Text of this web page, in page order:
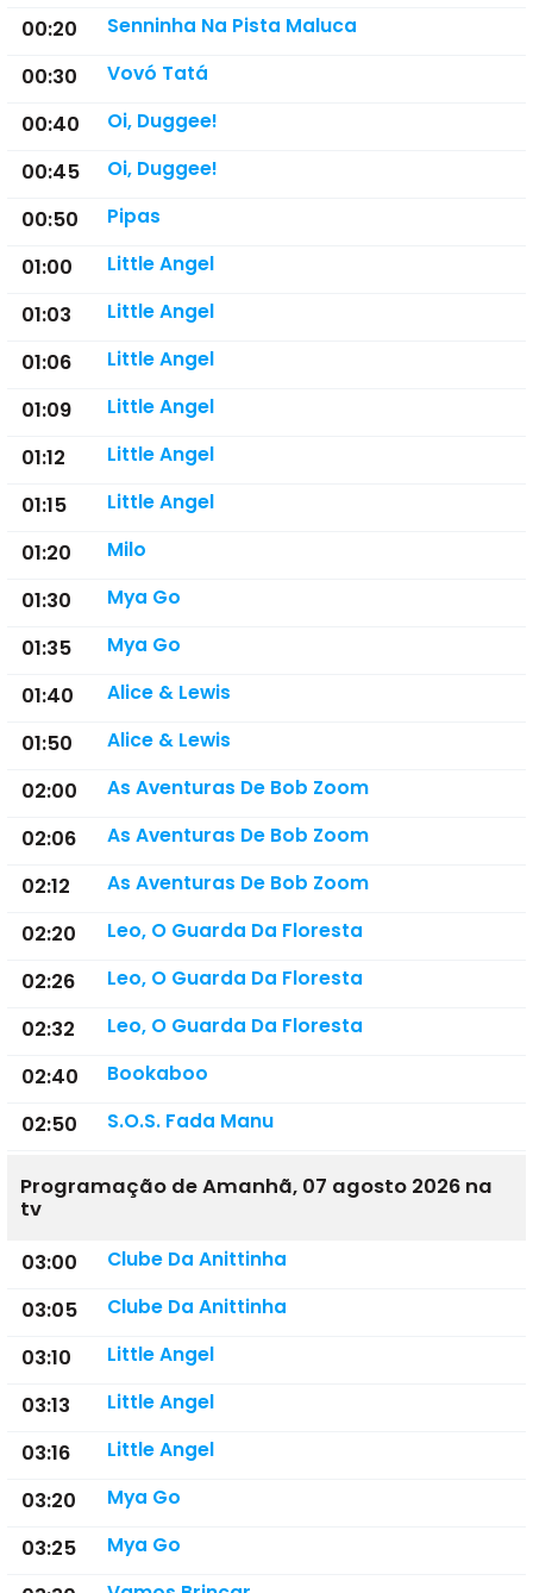
00:20 Senninha Na Pista Maluca
00:30 Vovó Tatá
00:40 Oi, Duggee!
00:45 Oi, Duggee!
00:50 Pipas
01:00 Little Angel
01:03 Little Angel
01:06 Little Angel
01:09 Little Angel
01:12 Little Angel
01:15 Little Angel
01:20 Milo
01:30 Mya Go
01:35 Mya Go
01:40 Alice & Lewis
01:50 Alice & Lewis
02:00 As Aventuras De Bob Zoom
02:06 As Aventuras De Bob Zoom
02:12 As Aventuras De Bob Zoom
02:20 Leo, O Guarda Da Floresta
02:26 Leo, O Guarda Da Floresta
02:32 Leo, O Guarda Da Floresta
02:40 Bookaboo
02:50 S.O.S. Fada Manu
Programação de Amanhã, 07 agosto 2026 na
tv
03:00
Clube Da Anittinha
03:05 Clube Da Anittinha
03:10 Little Angel
03:13 Little Angel
03:16 Little Angel
03:20 Mya Go
03:25 Mya Go